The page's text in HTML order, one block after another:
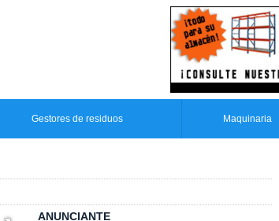
Gestores de residuos Maquinaria
ANUNCIANTE